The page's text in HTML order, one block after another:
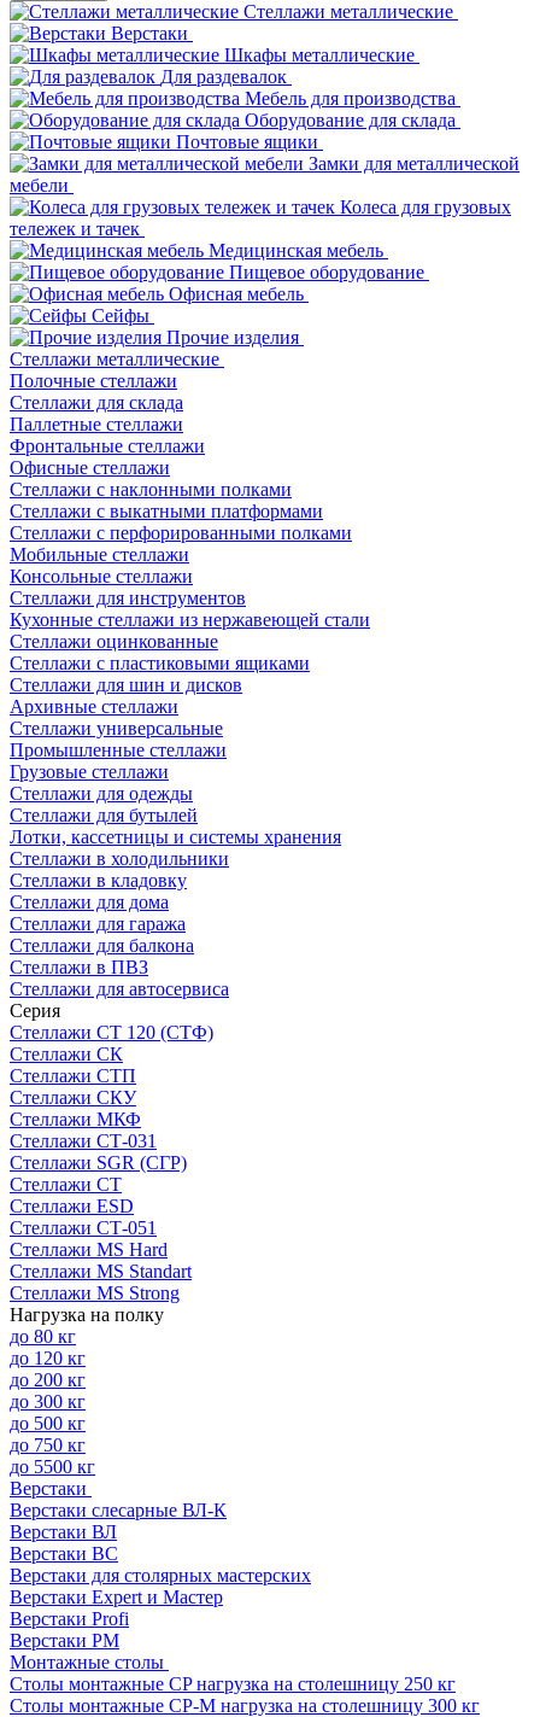
Стеллажи металлические
Верстаки
Шкафы металлические
Для раздевалок
Мебель для производства
Оборудование для склада
Почтовые ящики
Замки для металлической
мебели
Колеса для грузовых
тележек и тачек
Медицинская мебель
Пищевое оборудование
Офисная мебель
Сейфы
Прочие изделия
Стеллажи металлические
Полочные стеллажи
Стеллажи для склада
Паллетные стеллажи
Фронтальные стеллажи
Офисные стеллажи
Стеллажи с наклонными полками
Стеллажи с выкатными платформами
Стеллажи с перфорированными полками
Мобильные стеллажи
Консольные стеллажи
Стеллажи для инструментов
Кухонные стеллажи из нержавеющей стали
Стеллажи оцинкованные
Стеллажи с пластиковыми ящиками
Стеллажи для шин и дисков
Архивные стеллажи
Стеллажи универсальные
Промышленные стеллажи
Грузовые стеллажи
Стеллажи для одежды
Стеллажи для бутылей
Лотки, кассетницы и системы хранения
Стеллажи в холодильники
Стеллажи в кладовку
Стеллажи для дома
Стеллажи для гаража
Стеллажи для балкона
Стеллажи в ПВЗ
Стеллажи для автосервиса
Серия
Стеллажи СТ 120 (СТФ)
Стеллажи СК
Стеллажи СТП
Стеллажи СКУ
Стеллажи МКФ
Стеллажи СТ-031
Стеллажи SGR (СГР)
Стеллажи СТ
Стеллажи ESD
Стеллажи СТ-051
Стеллажи MS Hard
Стеллажи MS Standart
Стеллажи MS Strong
Нагрузка на полку
до 80 кг
до 120 кг
до 200 кг
до 300 кг
до 500 кг
до 750 кг
до 5500 кг
Верстаки
Верстаки слесарные ВЛ-К
Верстаки ВЛ
Верстаки ВС
Верстаки для столярных мастерских
Верстаки Expert и Мастер
Верстаки Profi
Верстаки РМ
Монтажные столы
Столы монтажные СP нагрузка на столешницу 250 кг
Столы монтажные СР-М нагрузка на столешницу 300 кг